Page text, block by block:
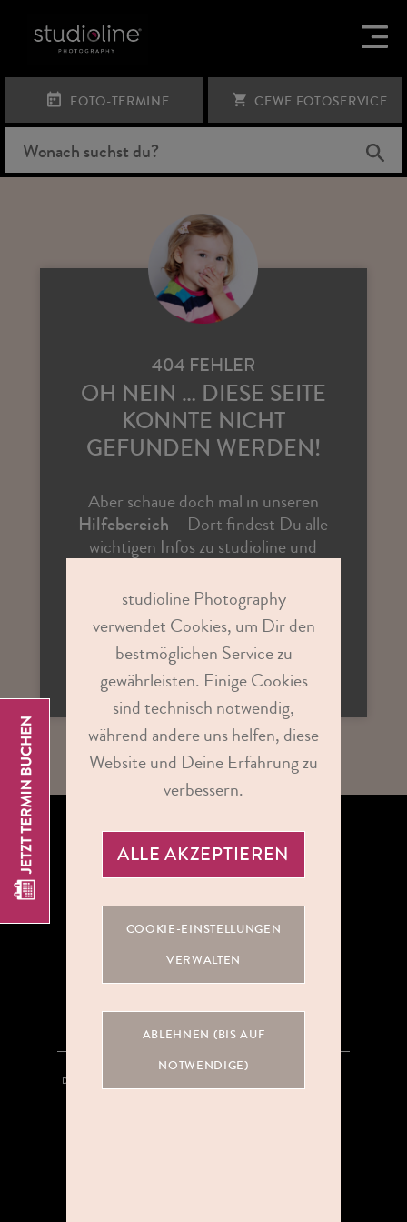
FOTO-TERMINE CEWE FOTOSERVICE
404 FEHLER
OH NEIN … DIESE SEITE
KONNTE NICHT
GEFUNDEN WERDEN!
Aber schaue doch mal in unseren
Hilfebereich – Dort findest Du alle
wichtigen Infos zu studioline und
ZUR STUDIOSUCHE
studioline Photography
verwendet Cookies, um Dir den
bestmöglichen Service zu
gewährleisten. Einige Cookies
sind technisch notwendig,
während andere uns helfen, diese
Website und Deine Erfahrung zu
verbessern.
ALLE AKZEPTIEREN
COOKIE-EINSTELLUNGEN
VERWALTEN
ABLEHNEN (BIS AUF
NOTWENDIGE)
ÜBER UNS
DATENSCHUTZ